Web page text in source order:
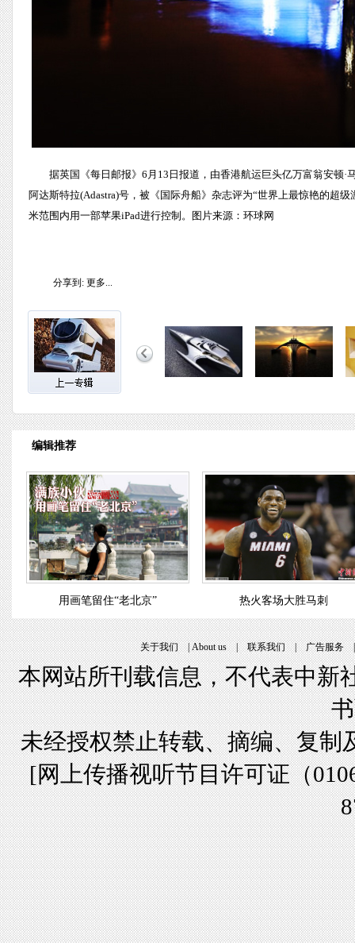
据英国《每日邮报》6月13日报道，由香港航运巨头亿万富翁安顿
阿达斯特拉(Adastra)号，被《国际舟船》杂志评为“世界上最惊艳的超
米范围内用一部苹果iPad进行控制。图片来源：环球网
分享到: 更多...
编辑推荐
用画笔留住“老北京” 热火客场大胜马刺
关于我们|About us|联系我们|广告服务
本网站所刊载信息，不代表中新
未经授权禁止转载、摘编、复制
[网上传播视听节目许可证（